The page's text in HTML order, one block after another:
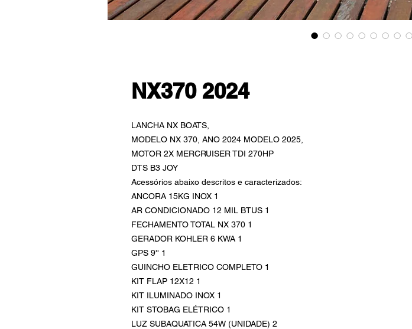
NX370 2024
LANCHA NX BOATS,
MODELO NX 370, ANO 2024 MODELO 2025,
MOTOR 2X MERCRUISER TDI 270HP
DTS B3 JOY
Acessórios abaixo descritos e caracterizados:
ANCORA 15KG INOX 1
AR CONDICIONADO 12 MIL BTUS 1
FECHAMENTO TOTAL NX 370 1
GERADOR KOHLER 6 KWA 1
GPS 9'' 1
GUINCHO ELETRICO COMPLETO 1
KIT FLAP 12X12 1
KIT ILUMINADO INOX 1
KIT STOBAG ELÉTRICO 1
LUZ SUBAQUATICA 54W (UNIDADE) 2